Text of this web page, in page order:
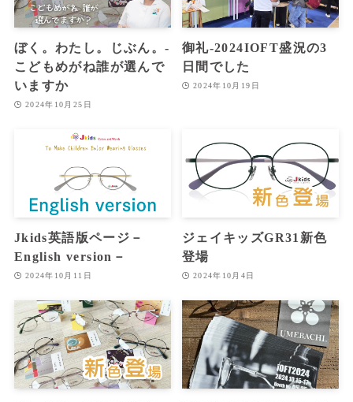
ぼく。わたし。じぶん。‐
こどもめがね誰が選んで
いますか
2024年10月25日
御礼‐2024IOFT盛況の3
日間でした
2024年10月19日
Jkids英語版ページ－
English version－
2024年10月11日
ジェイキッズGR31新色
登場
2024年10月4日